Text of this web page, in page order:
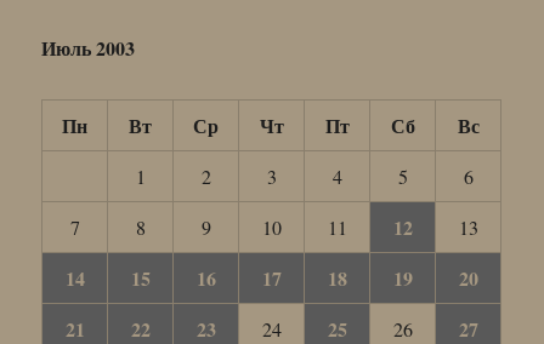
Июль 2003
Пн Вт Ср Чт Пт Сб Вс
1 2 3 4 5
6
7
8 9 10 11 12 13
14 15 16 17 18 19
20
21
22 23 24 25 26
27